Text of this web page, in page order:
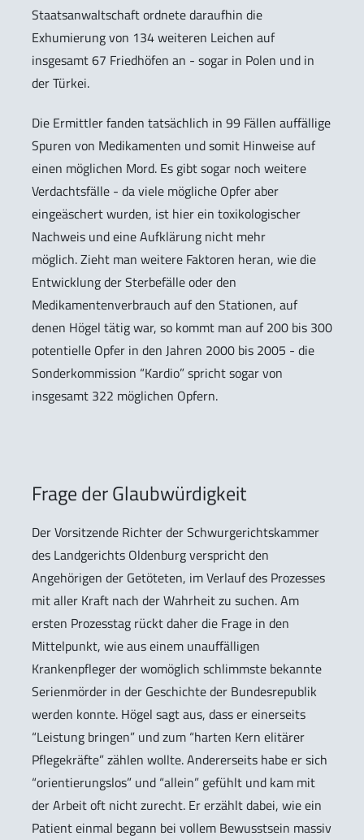
Staatsanwaltschaft ordnete daraufhin die
Exhumierung von 134 weiteren Leichen auf
insgesamt 67 Friedhöfen an - sogar in Polen und in
der Türkei.
Die Ermittler fanden tatsächlich in 99 Fällen auffällige
Spuren von Medikamenten und somit Hinweise auf
einen möglichen Mord. Es gibt sogar noch weitere
Verdachtsfälle - da viele mögliche Opfer aber
eingeäschert wurden, ist hier ein toxikologischer
Nachweis und eine Aufklärung nicht mehr
möglich. Zieht man weitere Faktoren heran, wie die
Entwicklung der Sterbefälle oder den
Medikamentenverbrauch auf den Stationen, auf
denen Högel tätig war, so kommt man auf 200 bis 300
potentielle Opfer in den Jahren 2000 bis 2005 - die
Sonderkommission “Kardio” spricht sogar von
insgesamt 322 möglichen Opfern.
Frage der Glaubwürdigkeit
Der Vorsitzende Richter der Schwurgerichtskammer
des Landgerichts Oldenburg verspricht den
Angehörigen der Getöteten, im Verlauf des Prozesses
mit aller Kraft nach der Wahrheit zu suchen. Am
ersten Prozesstag rückt daher die Frage in den
Mittelpunkt, wie aus einem unauffälligen
Krankenpfleger der womöglich schlimmste bekannte
Serienmörder in der Geschichte der Bundesrepublik
werden konnte. Högel sagt aus, dass er einerseits
“Leistung bringen” und zum “harten Kern elitärer
Pflegekräfte” zählen wollte. Andererseits habe er sich
“orientierungslos” und “allein” gefühlt und kam mit
der Arbeit oft nicht zurecht. Er erzählt dabei, wie ein
Patient einmal begann bei vollem Bewusstsein massiv